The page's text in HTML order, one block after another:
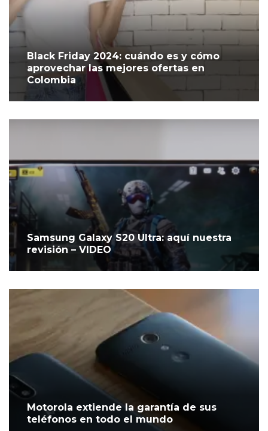
Black Friday 2024: cuándo es y cómo
aprovechar las mejores ofertas en
Colombia
Samsung Galaxy S20 Ultra: aquí nuestra
revisión – VIDEO
Motorola extiende la garantía de sus
teléfonos en todo el mundo